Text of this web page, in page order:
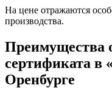
На цене отражаются
производства.
Преимущества
сертификата в
Оренбурге